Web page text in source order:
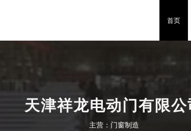
首页
天津祥龙电动门有限公
主营：门窗制造